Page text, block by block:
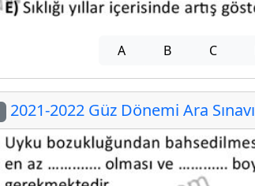
A B C
2021-2022 Güz Dönemi Ara Sınavı